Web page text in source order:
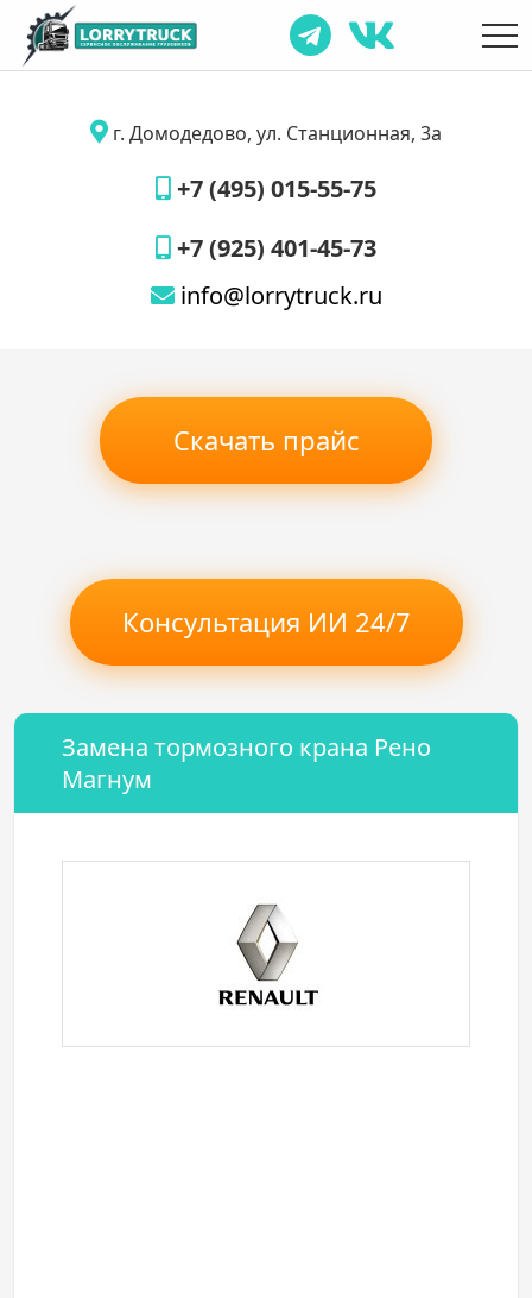
г. Домодедово, ул. Станционная, 3а
+7 (495) 015-55-75
+7 (925) 401-45-73
info@lorrytruck.ru
Скачать прайс
Консультация ИИ 24/7
Замена тормозного крана Рено
Магнум